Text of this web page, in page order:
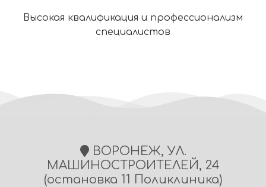
Высокая квалификация и профессионализм
специалистов
ВОРОНЕЖ, УЛ.
МАШИНОСТРОИТЕЛЕЙ, 24
(остановка 11 Поликлиника)